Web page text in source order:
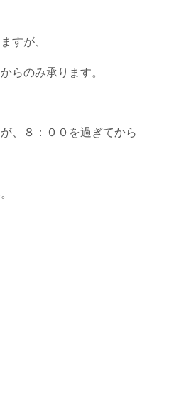
すが、
らのみ承ります。
、８：００を過ぎてから